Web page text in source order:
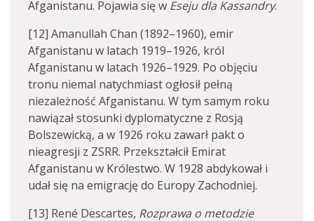
Afganistanu. Pojawia się w Eseju dla Kassandry.
[12] Amanullah Chan (1892–1960), emir
Afganistanu w latach 1919–1926, król
Afganistanu w latach 1926–1929. Po objęciu
tronu niemal natychmiast ogłosił pełną
niezależność Afganistanu. W tym samym roku
nawiązał stosunki dyplomatyczne z Rosją
Bolszewicką, a w 1926 roku zawarł pakt o
nieagresji z ZSRR. Przekształcił Emirat
Afganistanu w Królestwo. W 1928 abdykował i
udał się na emigrację do Europy Zachodniej.
[13] René Descartes, Rozprawa o metodzie